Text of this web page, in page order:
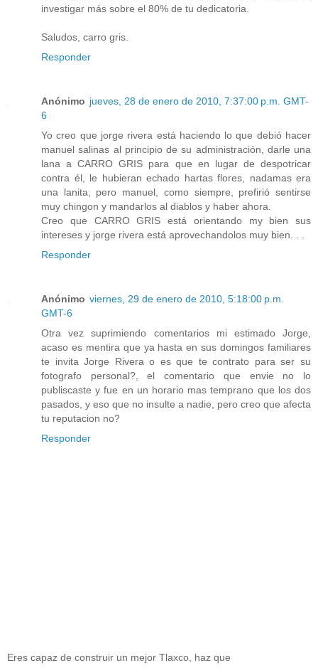
investigar más sobre el 80% de tu dedicatoria.
Saludos, carro gris.
Responder
Anónimo jueves, 28 de enero de 2010, 7:37:00 p.m. GMT-
6
Yo creo que jorge rivera está haciendo lo que debió hacer
manuel salinas al principio de su administración, darle una
lana a CARRO GRIS para que en lugar de despotricar
contra él, le hubieran echado hartas flores, nadamas era
una lanita, pero manuel, como siempre, prefirió sentirse
muy chingon y mandarlos al diablos y haber ahora.
Creo que CARRO GRIS está orientando my bien sus
intereses y jorge rivera está aprovechandolos muy bien. . .
Responder
Anónimo viernes, 29 de enero de 2010, 5:18:00 p.m.
GMT-6
Otra vez suprimiendo comentarios mi estimado Jorge,
acaso es mentira que ya hasta en sus domingos familiares
te invita Jorge Rivera o es que te contrato para ser su
fotografo personal?, el comentario que envie no lo
publiscaste y fue en un horario mas temprano que los dos
pasados, y eso que no insulte a nadie, pero creo que afecta
tu reputacion no?
Responder
Eres capaz de construir un mejor Tlaxco, haz que